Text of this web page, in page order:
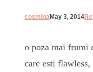
cosminaMay 3, 2014
o poza mai frumi
care esti